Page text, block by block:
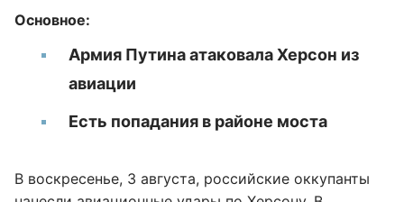
Основное:
Армия Путина атаковала Херсон из
авиации
Есть попадания в районе моста
В воскресенье, 3 августа, российские оккупанты